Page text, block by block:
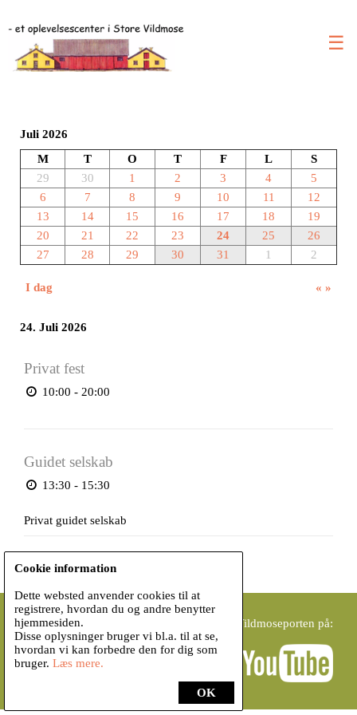
☰
Juli 2026
M
T O T F L
S
29
30 1 2 3 4
5
6
7 8 9 10 11
12
13
14 15 16 17 18
19
20
21 22 23 24 25
26
27
28 29 30 31 1 2
I dag « »
24. Juli 2026
Privat fest
10:00 - 20:00
Guidet selskab
13:30 - 15:30
Privat guidet selskab
Vildmoseporten
Biersted Mosevej 277
9440 Aabybro
Vildmoseporten på:
OK
Cookie information
Dette websted anvender cookies til at
registrere, hvordan du og andre benytter
hjemmesiden.
Disse oplysninger bruger vi bl.a. til at se,
hvordan vi kan forbedre den for dig som
bruger. Læs mere.